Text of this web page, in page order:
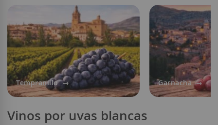
Tempranillo Garnacha
Vinos por uvas blancas